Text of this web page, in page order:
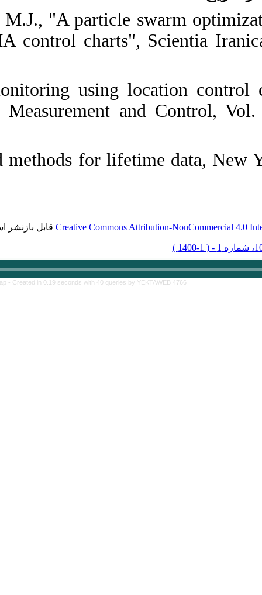
14. [14] Niaki,
and
15. [15] Riaz,
functions",
16. [16]
به فهرست نسخه ها